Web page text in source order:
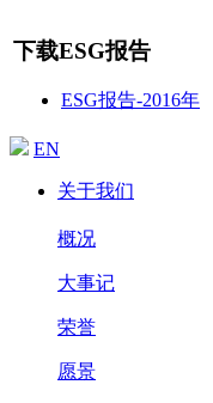
下载ESG报告
ESG报告-2016年
EN
关于我们
概况
大事记
荣誉
愿景